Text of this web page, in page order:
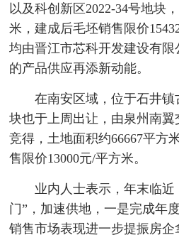
以及科创新区2022-34号地块
米，建成后毛坯销售限价
均由晋江市芯科开发建设有
的产品供应再添新动能。
在南安区域，位于石井镇
块也于上周出让，由泉州南翼
竞得，土地面积约66667平方
售限价13000元/平方米。
业内人士表示，年末临
门”，加速供地，一是完成年
销售市场表现进一步提振房